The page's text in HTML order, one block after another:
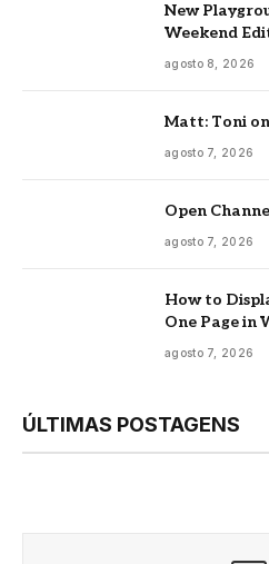
New
Weekend
agosto 8, 2026
Matt: Toni
agosto 7, 2026
Open
agosto 7, 2026
How to
One Page in
agosto 7, 2026
ÚLTIMAS POSTAGENS